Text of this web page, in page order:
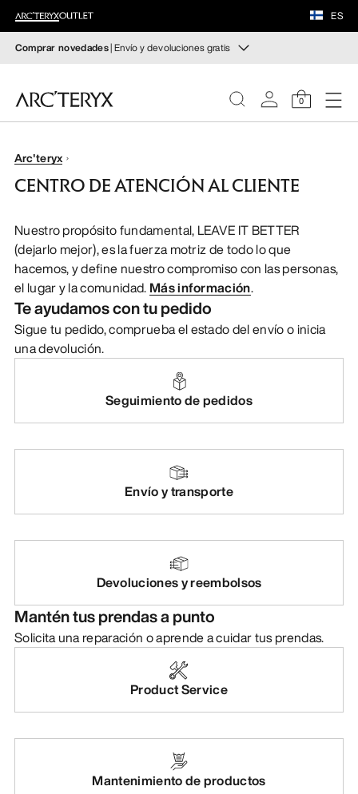
ES
Comprar novedades| Envío y devoluciones gratis
Novedades para tus rutas y escaladas de otoño.
¿Has cambiado de opinión? Devuelve los artículos que
devolución gratuita.
0
MUJER
CALZADO
MATERIAL
VEILANCE
MATERIAL
VEILANCE
Arc'teryx
CENTRO DE ATENCIÓN AL CLIENTE
Nuestro propósito fundamental, LEAVE IT BETTER
(dejarlo mejor), es la fuerza motriz de todo lo que
hacemos, y define nuestro compromiso con las personas,
el lugar y la comunidad. Más información.
Te ayudamos con tu pedido
Sigue tu pedido, comprueba el estado del envío o inicia
una devolución.
Seguimiento de pedidos
Envío y transporte
Devoluciones y reembolsos
Mantén tus prendas a punto
Solicita una reparación o aprende a cuidar tus prendas.
Product Service
Mantenimiento de productos